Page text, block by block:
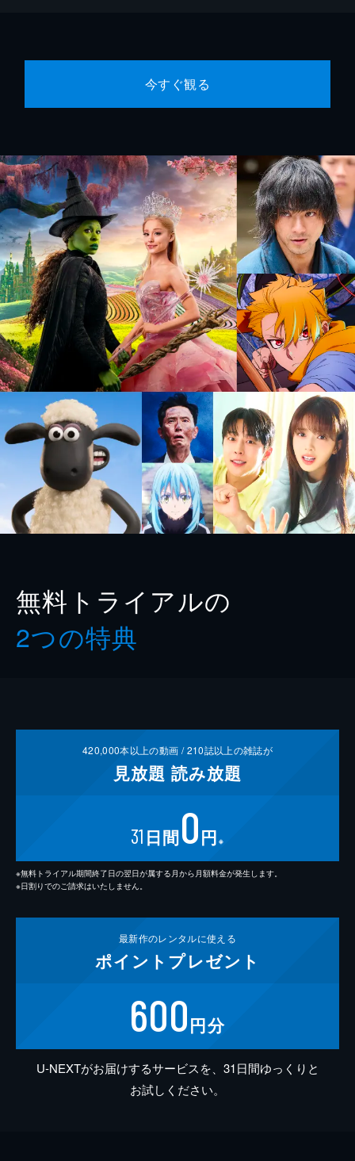
今すぐ観る
無料トライアルの
2つの特典
420,000本以上の動画 /210誌以上の雑誌が
見放題 読み放題
31 日間0円 ※
※無料トライアル期間終了日の翌日が属する月から月額料金が発生します。
※日割りでのご請求はいたしません。
最新作のレンタルに使える
ポイント プレゼント
600円分
U-NEXTがお届けするサービスを、31日間ゆっくりと
お試しください。